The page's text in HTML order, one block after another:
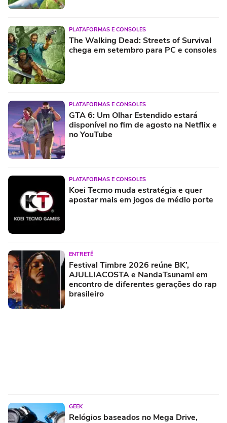
PLATAFORMAS E CONSOLES
The Walking Dead: Streets of Survival
chega em setembro para PC e consoles
PLATAFORMAS E CONSOLES
GTA 6: Um Olhar Estendido estará
disponível no fim de agosto na Netflix e
no YouTube
PLATAFORMAS E CONSOLES
Koei Tecmo muda estratégia e quer
apostar mais em jogos de médio porte
ENTRETÊ
Festival Timbre 2026 reúne BK’,
AJULLIACOSTA e NandaTsunami em
encontro de diferentes gerações do rap
brasileiro
GEEK
Relógios baseados no Mega Drive,